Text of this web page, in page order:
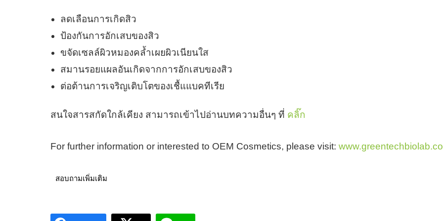
ลดเลือนการเกิดสิว
ป้องกันการอักเสบของสิว
ขจัดเซลล์ผิวหมองคล้ำเผยผิวเนียนใส
สมานรอยแผลอันเกิดจากการอักเสบของสิว
ต่อต้านการเจริญเติบโตของเชื้แแบคทีเรีย
สนใจสารสกัดใกล้เคียง สามารถเข้าไปอ่านบทความอื่นๆ ที่ คลิ๊ก
For further information or interested to OEM Cosmetics, please visit:
สอบถามเพิ่มเติม